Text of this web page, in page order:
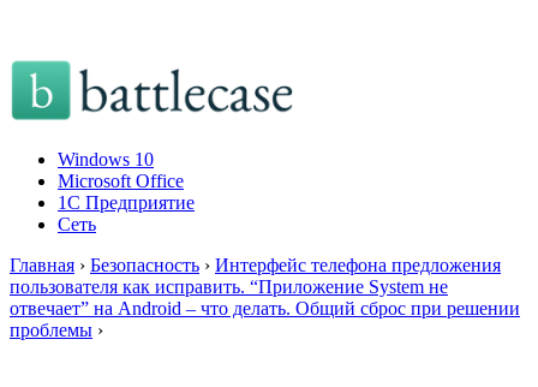
Windows 10
Microsoft Office
1C Предприятие
Сеть
Главная › Безопасность › Интерфейс телефона предложения
пользователя как исправить. “Приложение System не
отвечает” на Android – что делать. Общий сброс при решении
проблемы ›